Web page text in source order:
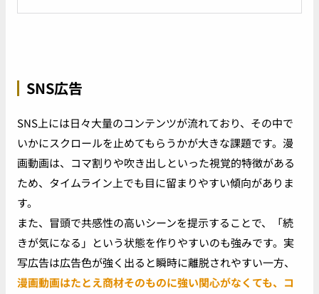
SNS広告
SNS上には日々大量のコンテンツが流れており、その中で
いかにスクロールを止めてもらうかが大きな課題です。漫
画動画は、コマ割りや吹き出しといった視覚的特徴がある
ため、タイムライン上でも目に留まりやすい傾向がありま
す。
また、冒頭で共感性の高いシーンを提示することで、「続
きが気になる」という状態を作りやすいのも強みです。実
写広告は広告色が強く出ると瞬時に離脱されやすい一方、
漫画動画はたとえ商材そのものに強い関心がなくても、コ